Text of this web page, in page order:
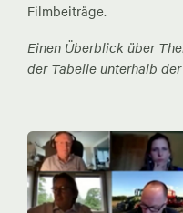
Filmbeiträge.
Einen Überblick über
der Tabelle unterhalb